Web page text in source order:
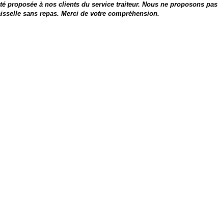
proposée à nos clients du service traiteur. Nous ne proposons pas
sans repas. Merci de votre compréhension.